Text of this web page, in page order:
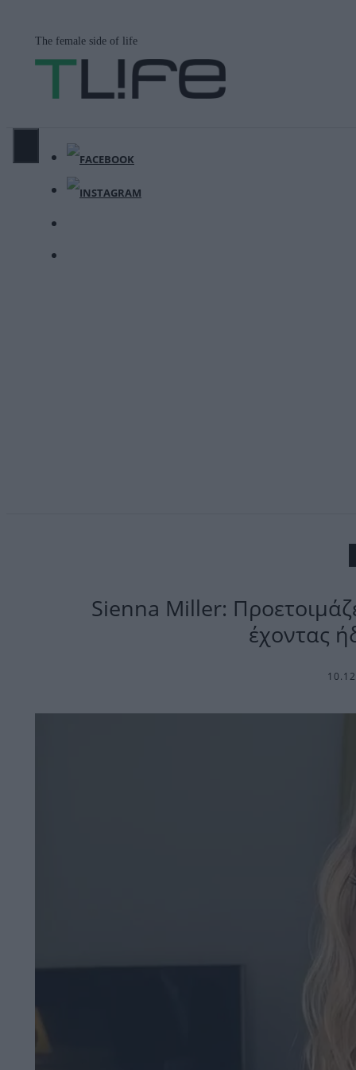
περιεχόμενο
The female side of life
Sienna Miller:
έχοντας